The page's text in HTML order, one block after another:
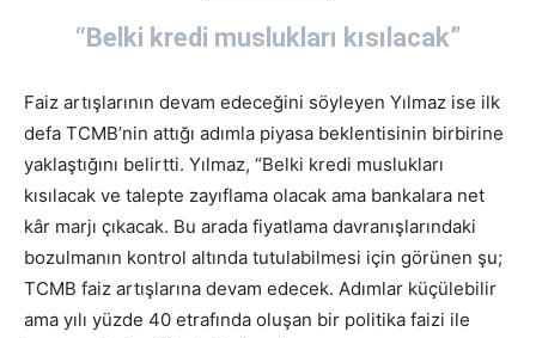
“Belki kredi muslukları kısılacak”
Faiz artışlarının devam edeceğini söyleyen Yılmaz ise ilk
defa TCMB’nin attığı adımla piyasa beklentisinin birbirine
yaklaştığını belirtti. Yılmaz, “Belki kredi muslukları
kısılacak ve talepte zayıflama olacak ama bankalara net
kâr marjı çıkacak. Bu arada fiyatlama davranışlarındaki
bozulmanın kontrol altında tutulabilmesi için görünen şu;
TCMB faiz artışlarına devam edecek. Adımlar küçülebilir
ama yılı yüzde 40 etrafında oluşan bir politika faizi ile